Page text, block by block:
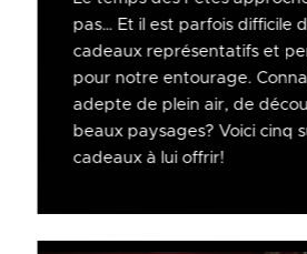
pas… Et il est parfois difficile
cadeaux représentatifs et
pour notre entourage.
adepte de plein air, de
beaux paysages? Voici cinq
cadeaux à lui offrir!